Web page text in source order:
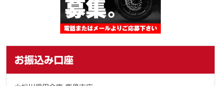
お振込み口座